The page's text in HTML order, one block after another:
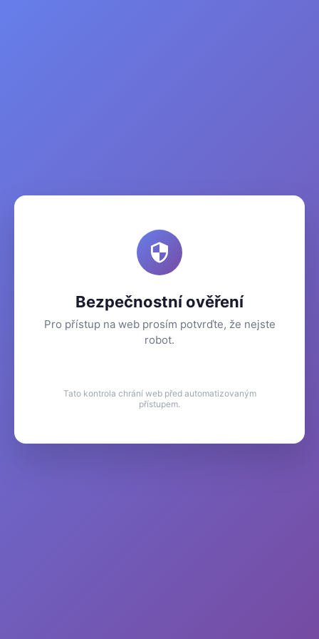
Bezpečnostní ověření
Pro přístup na web prosím potvrďte, že nejste
robot.
Tato kontrola chrání web před automatizovaným
přístupem.